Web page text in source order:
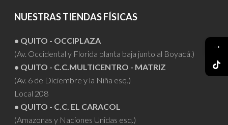
NUESTRAS TIENDAS FÍSICAS
• QUITO - OCCIPLAZA
(Av. Occidental y Florida planta baja junto al Boyacá.)
• QUITO - C.C.MULTICENTRO - MATRIZ
(Av. 6 de Diciembre y la Niña esq.)
Local 208
• QUITO - C.C. EL CARACOL
(Amazonas y Naciones Unidas esq.)
→